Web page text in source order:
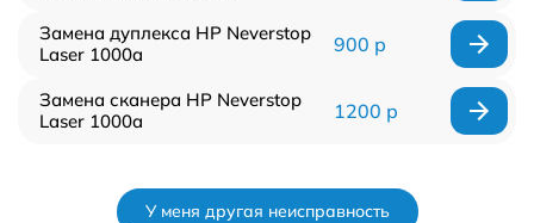
Замена дуплекса HP Neverstop
Laser 1000a
900 р
Замена сканера HP Neverstop
Laser 1000a
1200 р
У меня другая неисправность